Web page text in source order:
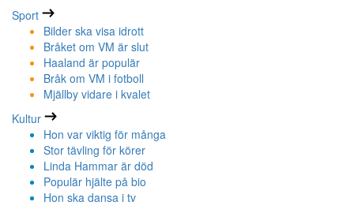
Sport
Bilder ska visa idrott
Bråket om VM är slut
Haaland är populär
Bråk om VM i fotboll
Mjällby vidare i kvalet
Kultur
Hon var viktig för många
Stor tävling för körer
Linda Hammar är död
Populär hjälte på bio
Hon ska dansa i tv